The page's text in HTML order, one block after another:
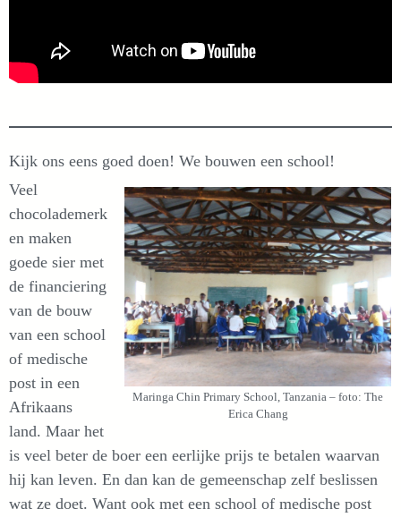
Kijk ons eens goed doen! We bouwen een school!
Maringa Chin Primary School, Tanzania – foto: The
Erica Chang
Veel
chocolademerk
en maken
goede sier met
de financiering
van de bouw
van een school
of medische
post in een
Afrikaans
land. Maar het
is veel beter de boer een eerlijke prijs te betalen waarvan
hij kan leven. En dan kan de gemeenschap zelf beslissen
wat ze doet. Want ook met een school of medische post